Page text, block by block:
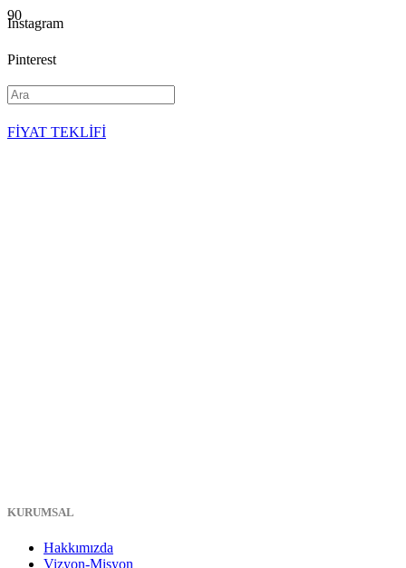
Instagram
Pinterest
YouTube
FİYAT TEKLİFİ
KURUMSAL
Hakkımızda
Vizyon-Misyon